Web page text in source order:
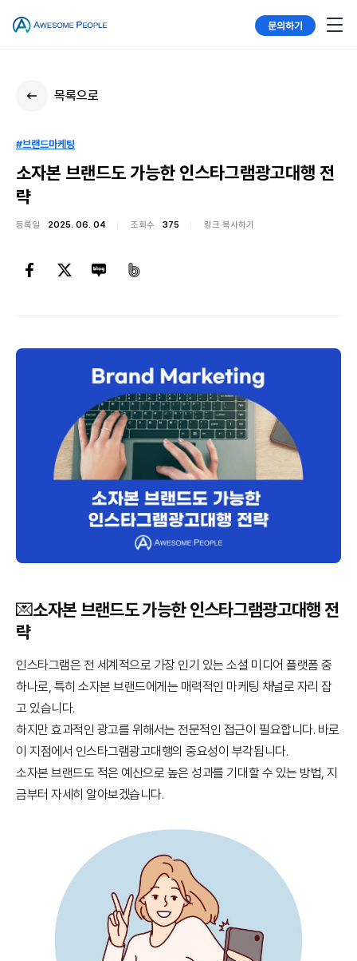
문의하기
목록으로
#브랜드마케팅
소자본 브랜드도 가능한 인스타그램광고대행 전
략
등록일 2025. 06. 04 조회수 375 링크 복사하기
💌소자본 브랜드도 가능한 인스타그램광고대행 전
략
인스타그램은 전 세계적으로 가장 인기 있는 소셜 미디어 플랫폼 중
하나로, 특히 소자본 브랜드에게는 매력적인 마케팅 채널로 자리 잡
고 있습니다.
하지만 효과적인 광고를 위해서는 전문적인 접근이 필요합니다. 바로
이 지점에서 인스타그램광고대행의 중요성이 부각됩니다.
소자본 브랜드도 적은 예산으로 높은 성과를 기대할 수 있는 방법, 지
금부터 자세히 알아보겠습니다.